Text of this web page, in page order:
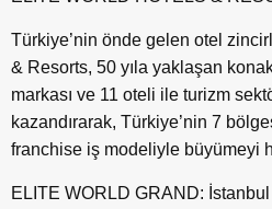
Türkiye’nin önde gelen otel
& Resorts, 50 yıla yaklaşan
markası ve 11 oteli ile turizm
kazandırarak, Türkiye’nin 7
franchise iş modeliyle büyümeyi
ELITE WORLD GRAND: İstanbul